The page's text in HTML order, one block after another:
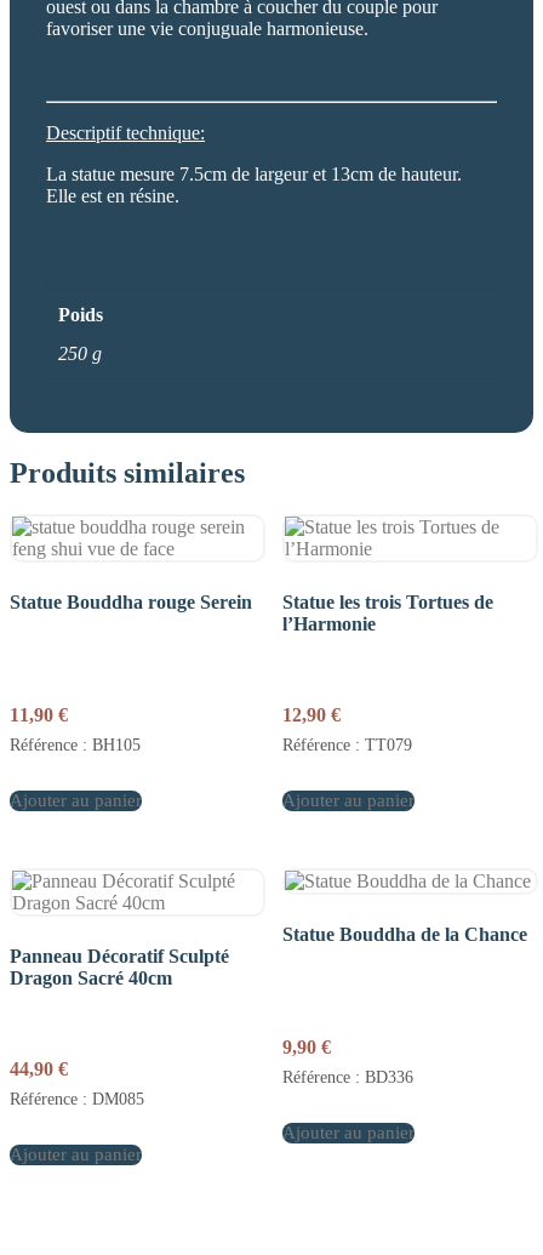
ouest ou dans la chambre à coucher du couple pour
favoriser une vie conjuguale harmonieuse.
Descriptif technique:
La statue mesure 7.5cm de largeur et 13cm de hauteur.
Elle est en résine.
Poids
250 g
Produits similaires
Statue Bouddha rouge Serein
11,90 €
Référence : BH105
Ajouter au panier
Statue les trois Tortues de
l’Harmonie
12,90 €
Référence : TT079
Ajouter au panier
Panneau Décoratif Sculpté
Dragon Sacré 40cm
44,90 €
Référence : DM085
Ajouter au panier
Statue Bouddha de la Chance
9,90 €
Référence : BD336
Ajouter au panier